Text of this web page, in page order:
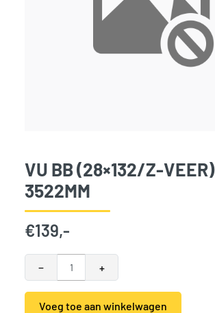
VU BB (28×132/Z-VEER)
3522MM
€139,-
−
VU BB (28x132/z-veer) 3522mm aantal
+
Voeg toe aan winkelwagen